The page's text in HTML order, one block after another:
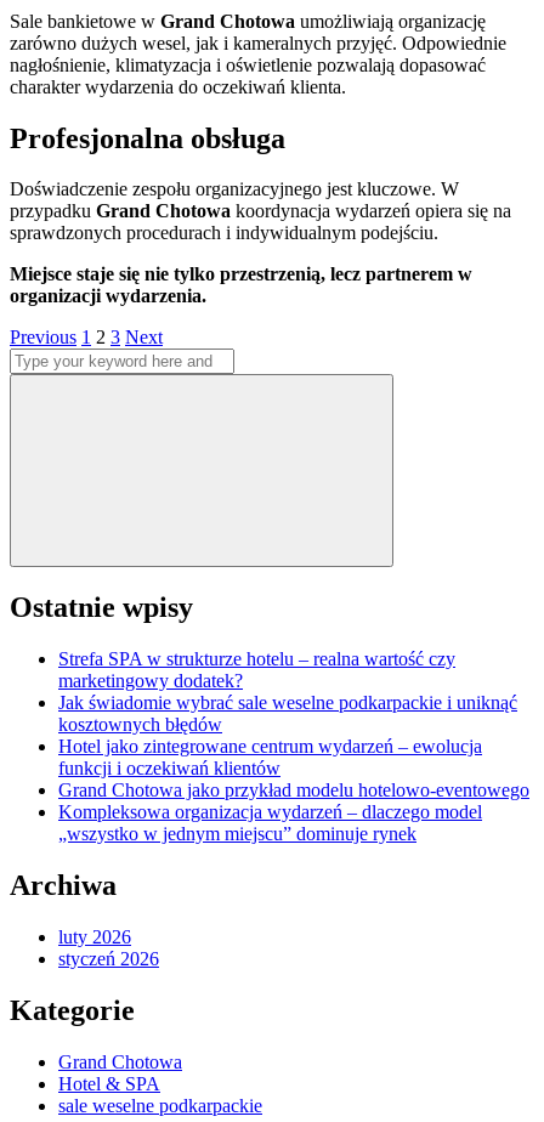
Sale bankietowe w Grand Chotowa umożliwiają organizację
zarówno dużych wesel, jak i kameralnych przyjęć. Odpowiednie
nagłośnienie, klimatyzacja i oświetlenie pozwalają dopasować
charakter wydarzenia do oczekiwań klienta.
Profesjonalna obsługa
Doświadczenie zespołu organizacyjnego jest kluczowe. W
przypadku Grand Chotowa koordynacja wydarzeń opiera się na
sprawdzonych procedurach i indywidualnym podejściu.
Miejsce staje się nie tylko przestrzenią, lecz partnerem w
organizacji wydarzenia.
Stronicowanie
wpisów
Previous Page
1 Page
2 Page
3 Next
Search
for:
Ostatnie wpisy
Strefa SPA w strukturze hotelu – realna wartość czy
marketingowy dodatek?
Jak świadomie wybrać sale weselne podkarpackie i uniknąć
kosztownych błędów
Hotel jako zintegrowane centrum wydarzeń – ewolucja
funkcji i oczekiwań klientów
Grand Chotowa jako przykład modelu hotelowo-eventowego
Kompleksowa organizacja wydarzeń – dlaczego model
„wszystko w jednym miejscu” dominuje rynek
Archiwa
luty 2026
styczeń 2026
Kategorie
Grand Chotowa
Hotel & SPA
sale weselne podkarpackie